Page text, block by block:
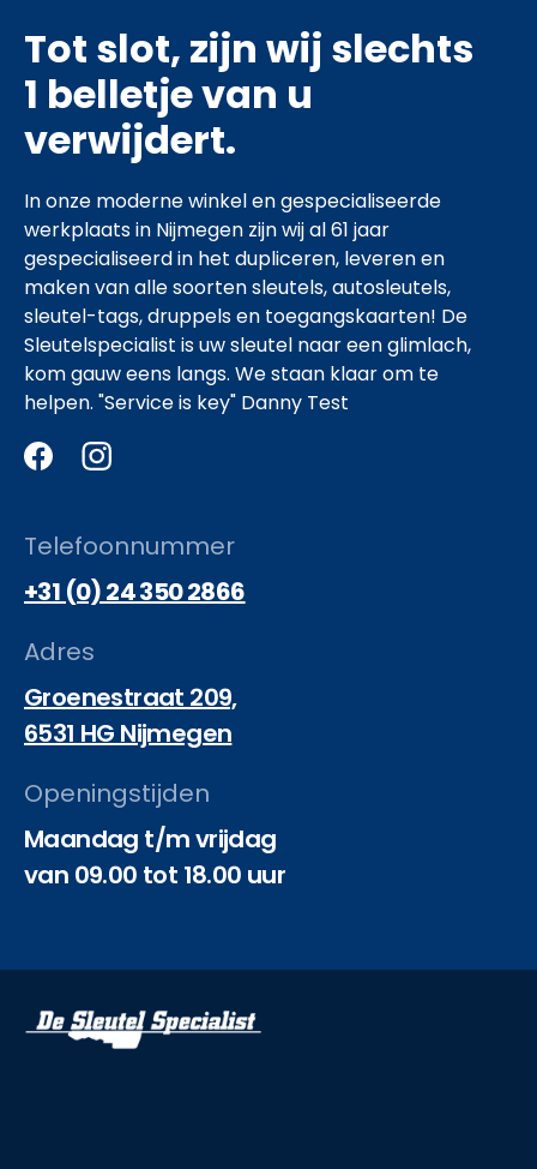
Tot slot, zijn wij slechts
1 belletje van u
verwijdert.
In onze moderne winkel en gespecialiseerde
werkplaats in Nijmegen zijn wij al 61 jaar
gespecialiseerd in het dupliceren, leveren en
maken van alle soorten sleutels, autosleutels,
sleutel-tags, druppels en toegangskaarten! De
Sleutelspecialist is uw sleutel naar een glimlach,
kom gauw eens langs. We staan klaar om te
helpen. "Service is key" Danny Test
Telefoonnummer
+31 (0) 24 350 2866
Adres
Groenestraat 209,
6531 HG Nijmegen
Openingstijden
Maandag t/m vrijdag
van 09.00 tot 18.00 uur